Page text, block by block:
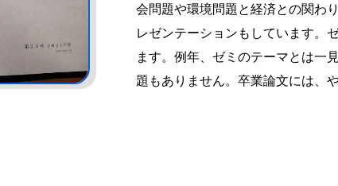
会問題や環境問題と経済との関わ
レゼンテーションもしています。
ます。例年、ゼミのテーマとは一
題もありません。卒業論文には、